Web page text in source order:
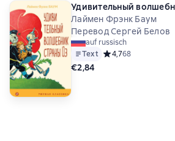
Удивительный
Лаймен Фрэнк Баум
Перевод Сергей Белов
auf russisch
Text Средний рейтинг
4,768
€2,84